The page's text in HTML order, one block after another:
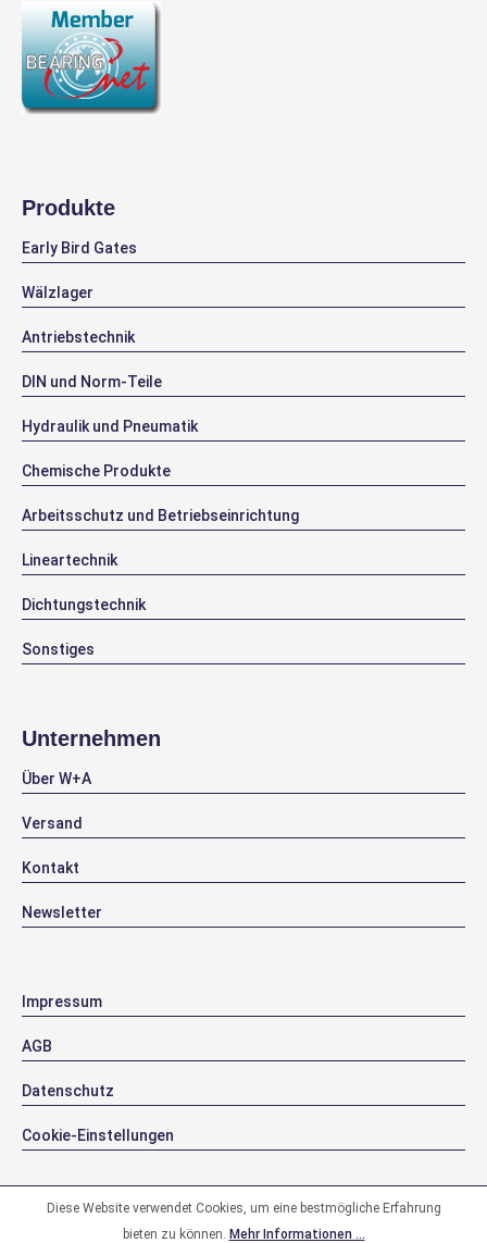
Produkte
Early Bird Gates
Wälzlager
Antriebstechnik
DIN und Norm-Teile
Hydraulik und Pneumatik
Chemische Produkte
Arbeitsschutz und Betriebseinrichtung
Lineartechnik
Dichtungstechnik
Sonstiges
Unternehmen
Über W+A
Versand
Kontakt
Newsletter
Impressum
AGB
Datenschutz
Cookie-Einstellungen
Diese Website verwendet Cookies, um eine bestmögliche Erfahrung
bieten zu können. Mehr Informationen ...